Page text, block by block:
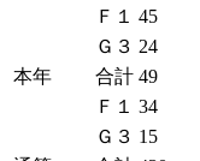
Ｆ１
45
Ｇ３ 24
本年
合計 49
Ｆ１
34
Ｇ３ 15